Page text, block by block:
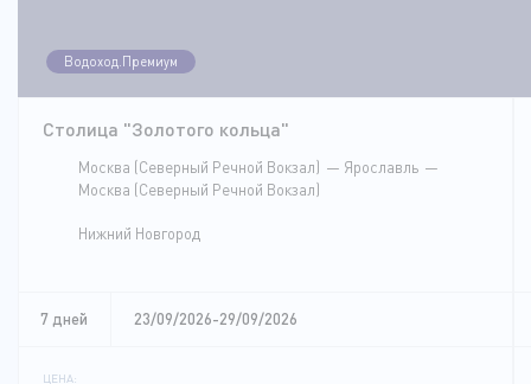
Водоход.Премиум
Столица "Золотого кольца"
Москва (Северный Речной Вокзал)
Ярославль
Москва (Северный Речной Вокзал)
Нижний Новгород
7 дней 23/09/2026-29/09/2026
ЦЕНА: